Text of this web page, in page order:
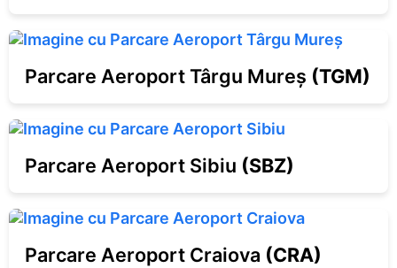
Parcare Aeroport Târgu Mureș (TGM)
Parcare Aeroport Sibiu (SBZ)
Parcare Aeroport Craiova (CRA)